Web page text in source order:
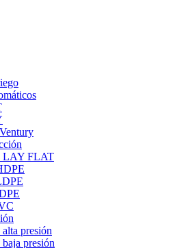
LAY FLAT
presión
baja presión